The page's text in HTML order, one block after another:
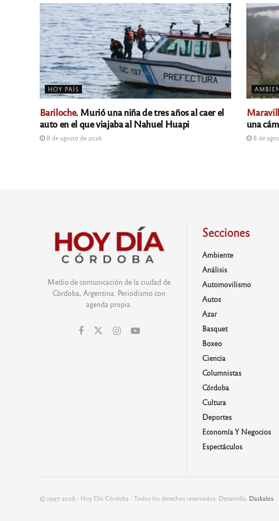
HOY PAÍS
Bariloche.Murió una niña de tres años al caer el
auto en el que viajaba al Nahuel Huapi
8 de agosto de 2026
una
8 de
Medio de comunicación de la ciudad de
Córdoba, Argentina. Periodismo con
agenda propia.
Secciones
Ambiente
Análisis
Automovilismo
Autos
Azar
Basquet
Boxeo
Ciencia
Columnistas
Córdoba
Cultura
Deportes
Economía Y Negocios
Espectáculos
© 1997-2026 - Hoy Día Córdoba - Todos los derechos reservados. Desarrolla: Daskalos.